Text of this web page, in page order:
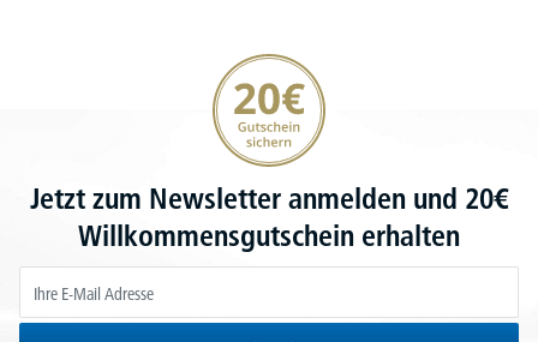
20€ Gutschein sichern
Jetzt zum Newsletter anmelden und 20€
Willkommensgutschein erhalten